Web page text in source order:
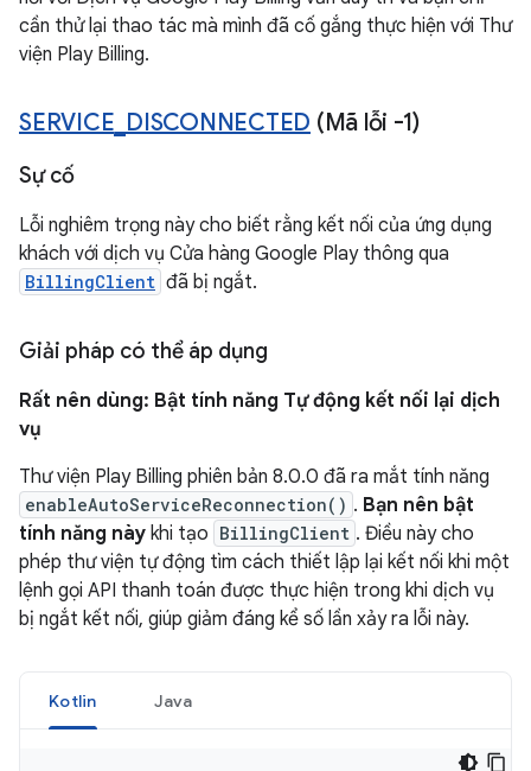
cần thử lại thao tác mà mình đã cố gắng thực hiện với Thư
viện Play Billing.
SERVICE DISCONNECTED (Mã lỗi -1)
Sự cố
Lỗi nghiêm trọng này cho biết rằng kết nối của ứng dụng
khách với dịch vụ Cửa hàng Google Play thông qua
BillingClient đã bị ngắt.
Giải pháp có thể áp dụng
Rất nên dùng: Bật tính năng Tự động kết nối lại dịch
vụ
Thư viện Play Billing phiên bản 8.0.0 đã ra mắt tính năng
enableAutoServiceReconnection() . Bạn nên bật
tính năng này khi tạo BillingClient . Điều này cho
phép thư viện tự động tìm cách thiết lập lại kết nối khi một
lệnh gọi API thanh toán được thực hiện trong khi dịch vụ
bị ngắt kết nối, giúp giảm đáng kể số lần xảy ra lỗi này.
Kotlin Java